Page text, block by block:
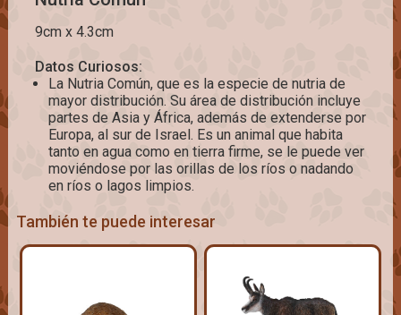
9cm x 4.3cm
Datos Curiosos:
La Nutria Común, que es la especie de nutria de
mayor distribución. Su área de distribución incluye
partes de Asia y África, además de extenderse por
Europa, al sur de Israel. Es un animal que habita
tanto en agua como en tierra firme, se le puede ver
moviéndose por las orillas de los ríos o nadando
en ríos o lagos limpios.
También te puede interesar